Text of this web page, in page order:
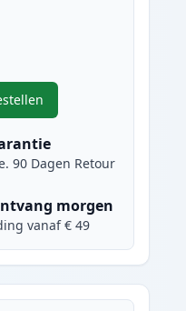
te passen
,4 stuks Brother LC3237
90 Dagen Retour
morgen
vanaf € 49